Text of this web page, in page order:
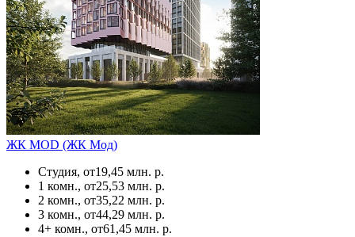
ЖК MOD (ЖК Мод)
Студия, от19,45 млн. р.
1 комн., от25,53 млн. р.
2 комн., от35,22 млн. р.
3 комн., от44,29 млн. р.
4+ комн., от61,45 млн. р.